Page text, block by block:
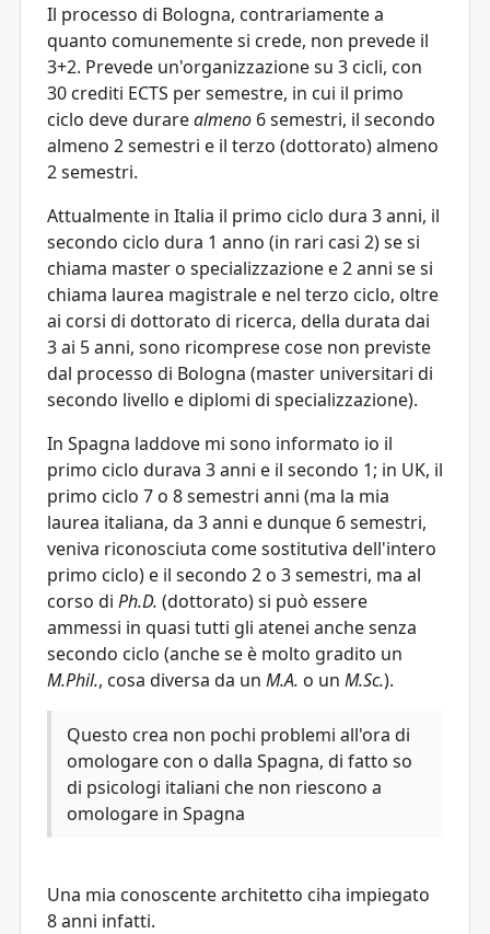
Il processo di Bologna, contrariamente a
quanto comunemente si crede, non prevede il
3+2. Prevede un'organizzazione su 3 cicli, con
30 crediti ECTS per semestre, in cui il primo
ciclo deve durarealmeno 6 semestri, il secondo
almeno 2 semestri e il terzo (dottorato) almeno
2 semestri.
Attualmente in Italia il primo ciclo dura 3 anni, il
secondo ciclo dura 1 anno (in rari casi 2) se si
chiama master o specializzazione e 2 anni se si
chiama laurea magistrale e nel terzo ciclo, oltre
ai corsi di dottorato di ricerca, della durata dai
3 ai 5 anni, sono ricomprese cose non previste
dal processo di Bologna (master universitari di
secondo livello e diplomi di specializzazione).
In Spagna laddove mi sono informato io il
primo ciclo durava 3 anni e il secondo 1; in UK, il
primo ciclo 7 o 8 semestri anni (ma la mia
laurea italiana, da 3 anni e dunque 6 semestri,
veniva riconosciuta come sostitutiva dell'intero
primo ciclo) e il secondo 2 o 3 semestri, ma al
corso di Ph.D. (dottorato) si può essere
ammessi in quasi tutti gli atenei anche senza
secondo ciclo (anche se è molto gradito un
M.Phil., cosa diversa da un M.A. o un M.Sc.).
Questo crea non pochi problemi all'ora di
omologare con o dalla Spagna, di fatto so
di psicologi italiani che non riescono a
omologare in Spagna
Una mia conoscente architetto ciha impiegato
8 anni infatti.